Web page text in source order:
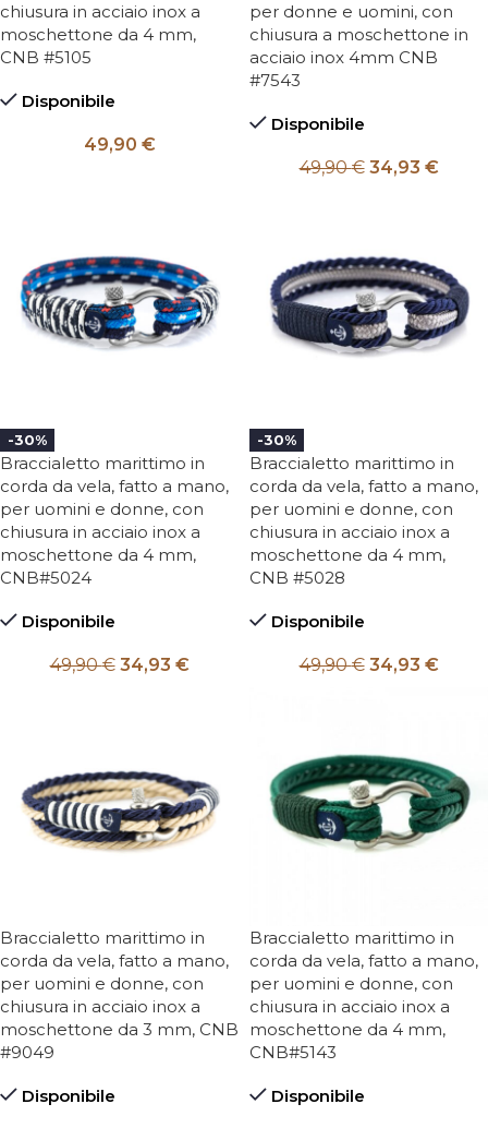
chiusura in acciaio inox a
moschettone da 4 mm,
CNB #5105
Disponibile
49,90 €
per donne e uomini, con
chiusura a moschettone in
acciaio inox 4mm CNB
#7543
Disponibile
49,90€ 34,93 €
-30%
Braccialetto marittimo in
corda da vela, fatto a mano,
per uomini e donne, con
chiusura in acciaio inox a
moschettone da 4 mm,
CNB#5024
Disponibile
49,90€ 34,93 €
-30%
Braccialetto marittimo in
corda da vela, fatto a mano,
per uomini e donne, con
chiusura in acciaio inox a
moschettone da 4 mm,
CNB #5028
Disponibile
49,90€ 34,93 €
Braccialetto marittimo in
corda da vela, fatto a mano,
per uomini e donne, con
chiusura in acciaio inox a
moschettone da 3 mm, CNB
#9049
Disponibile
Braccialetto marittimo in
corda da vela, fatto a mano,
per uomini e donne, con
chiusura in acciaio inox a
moschettone da 4 mm,
CNB#5143
Disponibile